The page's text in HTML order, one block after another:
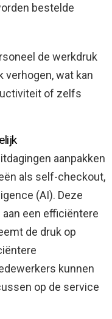
bestelde
de werkdruk
verhogen, wat kan
of zelfs
aanpakken
als self-checkout,
(AI). Deze
een efficiëntere
de druk op
kunnen
op de service